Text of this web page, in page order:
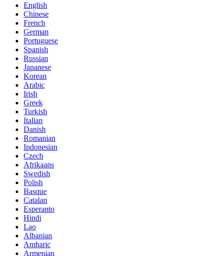
English
Chinese
French
German
Portuguese
Spanish
Russian
Japanese
Korean
Arabic
Irish
Greek
Turkish
Italian
Danish
Romanian
Indonesian
Czech
Afrikaans
Swedish
Polish
Basque
Catalan
Esperanto
Hindi
Lao
Albanian
Amharic
Armenian